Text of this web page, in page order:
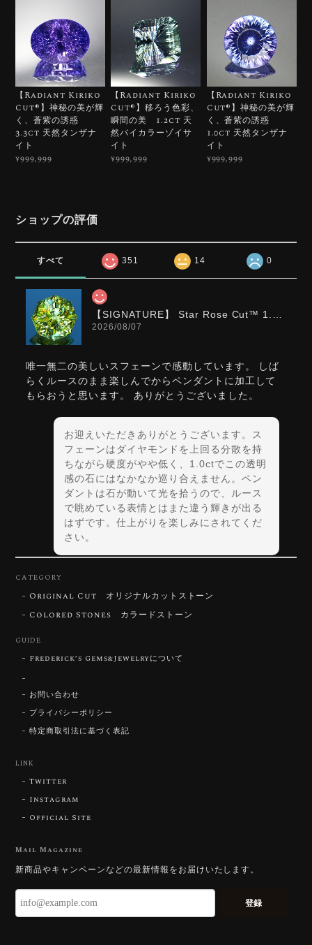
【Radiant Kiriko
Cut®︎】神秘の美が輝
く、蒼紫の誘惑
3.3ct 天然タンザナ
イト
¥999,999
【Radiant Kiriko
Cut®︎】移ろう色彩、
瞬間の美 1.2ct 天
然バイカラーゾイサ
イト
¥999,999
【Radiant Kiriko
Cut®︎】神秘の美が輝
く、蒼紫の誘惑
1.0ct 天然タンザナ
イト
¥999,999
ショップの評価
すべて 351 14 0
2026/08/07
唯一無二の美しいスフェーンで感動しています。 しば
らくルースのまま楽しんでからペンダントに加工して
もらおうと思います。 ありがとうございました。
お迎えいただきありがとうございます。ス
フェーンはダイヤモンドを上回る分散を持
ちながら硬度がやや低く、1.0ctでこの透明
感の石にはなかなか巡り合えません。ペン
ダントは石が動いて光を拾うので、ルース
で眺めている表情とはまた違う輝きが出る
はずです。仕上がりを楽しみにされてくだ
さい。
2026/07/30
いです。 ウルウルとギラギラを一度に見ることができ
る不思議なカットだと感じました。強い煌めきだけで
CATEGORY
Original Cut オリジナルカットストーン
Colored Stones カラードストーン
GUIDE
Frederick’s Gems&Jewelryについて
お問い合わせ
プライバシーポリシー
特定商取引法に基づく表記
LINK
Twitter
Instagram
Official Site
Mail Magazine
新商品やキャンペーンなどの最新情報をお届けいたします。
登録